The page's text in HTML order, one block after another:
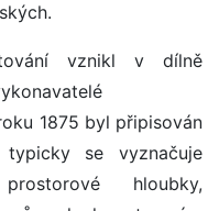
vznikl v dílně
1875 byl připisován
typicky se vyznačuje
hloubky,